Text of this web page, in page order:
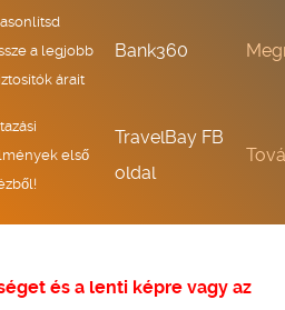
a legjobb
árait
Bank360
első
TravelBay FB
oldal
és a lenti képre vagy az